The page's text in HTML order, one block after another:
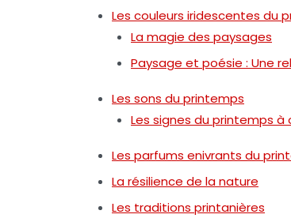
Les couleurs iridescentes du
La magie des paysages
Paysage et poésie : Une
Les sons du printemps
Les signes du printemps à
Les parfums enivrants du
La résilience de la nature
Les traditions printanières